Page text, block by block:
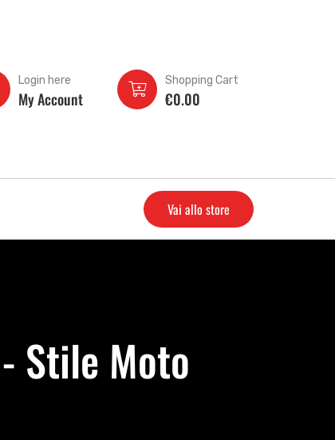
Login here
My Account
Shopping Cart
€0.00
Vai allo store
Stile Moto